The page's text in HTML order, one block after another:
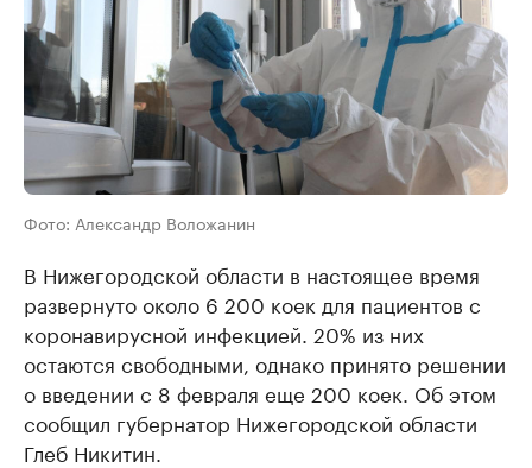
Фото: Александр Воложанин
В Нижегородской области в настоящее время
развернуто около 6 200 коек для пациентов с
коронавирусной инфекцией. 20% из них
остаются свободными, однако принято решении
о введении с 8 февраля еще 200 коек. Об этом
сообщил губернатор Нижегородской области
Глеб Никитин.